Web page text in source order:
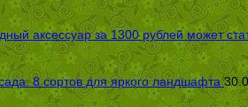
аксессуар за 1300 рублей может
8 сортов для яркого ландшафта